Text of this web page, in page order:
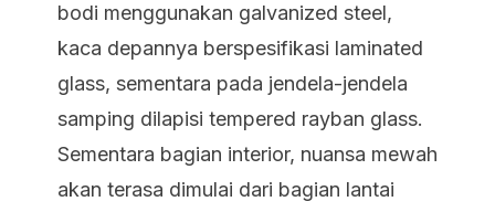
bodi menggunakan galvanized steel,
kaca depannya berspesifikasi laminated
glass, sementara pada jendela-jendela
samping dilapisi tempered rayban glass.
Sementara bagian interior, nuansa mewah
akan terasa dimulai dari bagian lantai